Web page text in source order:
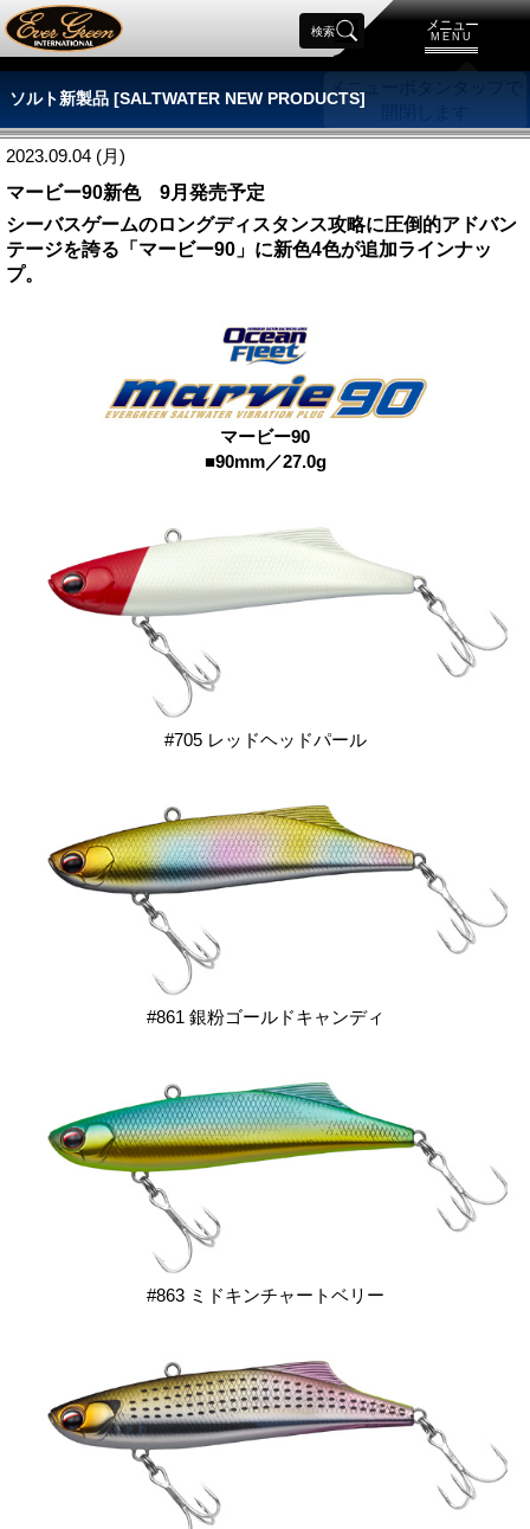
メニュー
MENU
検索
ソルト新製品 [SALTWATER NEW PRODUCTS]
2023.09.04 (月)
マービー90新色 9月発売予定
シーバスゲームのロングディスタンス攻略に圧倒的アドバン
テージを誇る「マービー90」に新色4色が追加ラインナッ
プ。
マービー90
■90mm／27.0g
#705 レッドヘッドパール
#861 銀粉ゴールドキャンディ
#863 ミドキンチャートベリー